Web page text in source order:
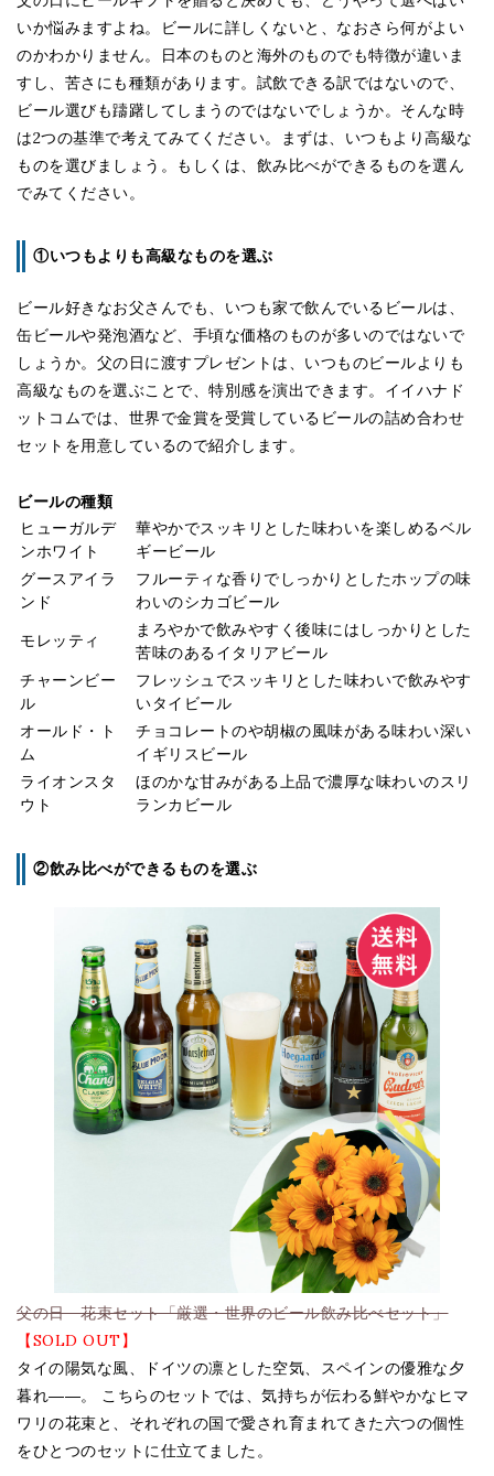
いか悩みますよね。ビールに詳しくないと、なおさら何がよい
のかわかりません。日本のものと海外のものでも特徴が違いま
すし、苦さにも種類があります。試飲できる訳ではないので、
ビール選びも躊躇してしまうのではないでしょうか。そんな時
は2つの基準で考えてみてください。まずは、いつもより高級な
ものを選びましょう。もしくは、飲み比べができるものを選ん
でみてください。
①いつもよりも高級なものを選ぶ
ビール好きなお父さんでも、いつも家で飲んでいるビールは、
缶ビールや発泡酒など、手頃な価格のものが多いのではないで
しょうか。父の日に渡すプレゼントは、いつものビールよりも
高級なものを選ぶことで、特別感を演出できます。イイハナド
ットコムでは、世界で金賞を受賞しているビールの詰め合わせ
セットを用意しているので紹介します。
ビールの種類
ヒューガルデ
ンホワイト
華やかでスッキリとした味わいを楽しめるベル
ギービール
グースアイラ
ンド
フルーティな香りでしっかりとしたホップの味
わいのシカゴビール
モレッティ
まろやかで飲みやすく後味にはしっかりとした
苦味のあるイタリアビール
チャーンビー
ル
フレッシュでスッキリとした味わいで飲みやす
いタイビール
オールド・ト
ム
チョコレートのや胡椒の風味がある味わい深い
イギリスビール
ライオンスタ
ウト
ほのかな甘みがある上品で濃厚な味わいのスリ
ランカビール
②飲み比べができるものを選ぶ
父の日 花束セット「厳選・世界のビール飲み比べセット」
【SOLD OUT】
タイの陽気な風、ドイツの凛とした空気、スペインの優雅な夕
暮れ――。 こちらのセットでは、気持ちが伝わる鮮やかなヒマ
ワリの花束と、それぞれの国で愛され育まれてきた六つの個性
をひとつのセットに仕立てました。